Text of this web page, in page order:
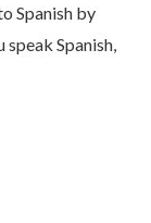
Spanish by
speak Spanish,